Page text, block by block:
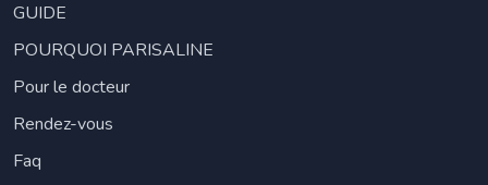
GUIDE
POURQUOI PARISALINE
Pour le docteur
Rendez-vous
Faq